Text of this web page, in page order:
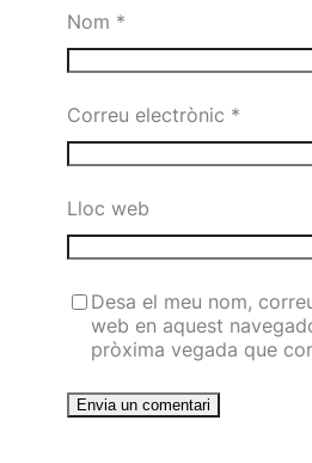
Nom *
Correu electrònic *
Lloc web
Desa el meu nom,
web en aquest
pròxima vegada que